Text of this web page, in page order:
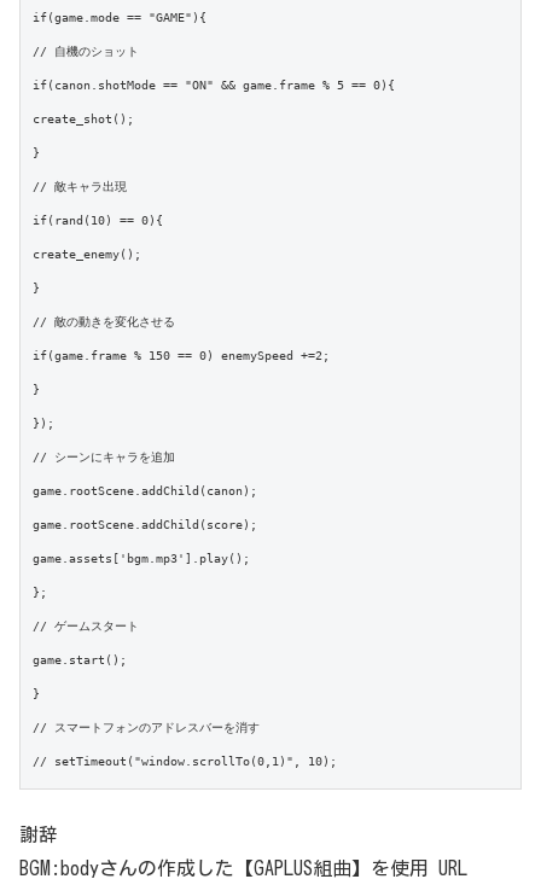
if(game.mode == "GAME"){
// 自機のショット
if(canon.shotMode == "ON" && game.frame % 5 == 0){
create_shot();
}
// 敵キャラ出現
if(rand(10) == 0){
create_enemy();
}
// 敵の動きを変化させる
if(game.frame % 150 == 0) enemySpeed +=2;
}
});
// シーンにキャラを追加
game.rootScene.addChild(canon);
game.rootScene.addChild(score);
game.assets['bgm.mp3'].play();
};
// ゲームスタート
game.start();
}
// スマートフォンのアドレスバーを消す
謝辞
BGM:bodyさんの作成した【GAPLUS組曲】を使用 URL